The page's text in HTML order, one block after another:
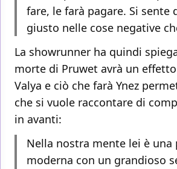
fare, le farà pagare. Si sente
giusto nelle cose negative
La showrunner ha quindi
morte di Pruwet avrà un
Valya e ciò che farà Ynez
che si vuole raccontare di
in avanti:
Nella nostra mente lei è una
moderna con un grandioso